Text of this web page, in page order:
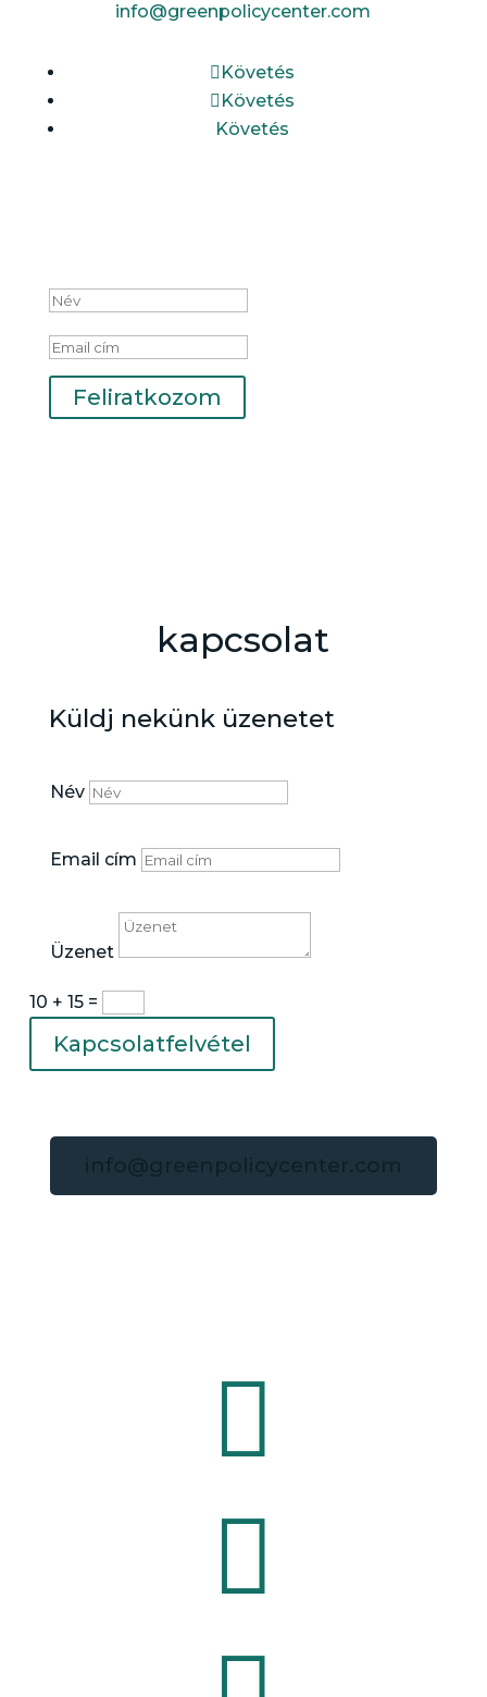
info@greenpolicycenter.com
Követés
Követés
Követés
Feliratkozom
kapcsolat
Küldj nekünk üzenetet
Név
Email cím
Üzenet
10 + 15=
Kapcsolatfelvétel

